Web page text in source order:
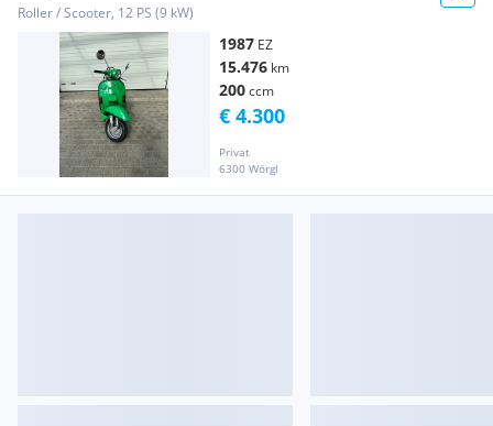
Roller / Scooter, 12 PS (9 kW)
1987 EZ
15.476 km
200ccm
Privat
6300 Wörgl
€ 4.300